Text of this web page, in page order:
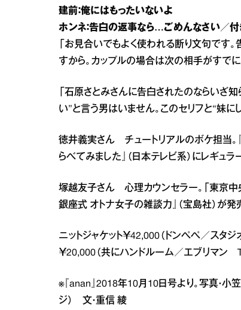
建前：俺にはもったいないよ
ホンネ：告白の返事なら…ごめんなさい／
「お見合いでもよく使われる断り文句です
すから。カップルの場合は次の相手がすで
「石原さとみさんに告白されたのならいざ
い”と言う男はいません。このセリフと“妹に
徳井義実さん チュートリアルのボケ担当。
らべてみました』（日本テレビ系）にレギュラ
塚越友子さん 心理カウンセラー。「東京中
銀座式 オトナ女子の雑談力』（宝島社）が発
ニットジャケット￥42,000（ドンぺぺ／ス
￥20,000（共にハンドルーム／エブリマン
※『anan』2018年10月10日号より。写真・
ジ） 文・重信 綾